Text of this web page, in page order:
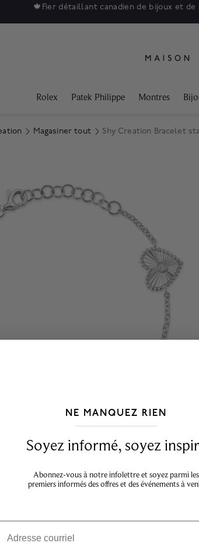
🍁 Fier détaillant canadien de bijoux et de
Rolex Patek Philippe Montres
Magasiner tout Shy Creation Bracelet
et retours
NE MANQUEZ RIEN
Soyez informé, soyez
Abonnez-vous à notre infolettre et soyez parmi les
premiers informés des offres et des événements à